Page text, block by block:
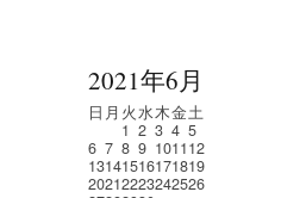
2021年6月
日 月 火水木金土
1 2 3 4 5
6 7 8 9 101112
13141516171819
20212223242526